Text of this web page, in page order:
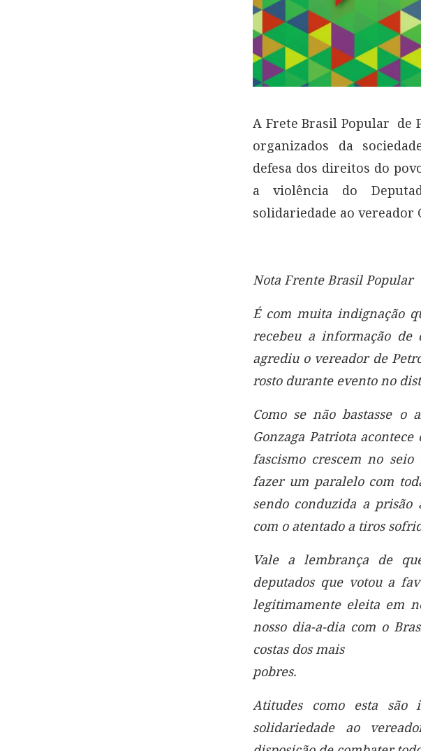
A Frete Brasil Popular de
organizados da
defesa dos direitos do
a violência do
solidariedade ao vereador
Nota Frente Brasil Popular
É com muita indignação
recebeu a informação de
agrediu o vereador de
rosto durante evento no
Como se não bastasse o
Gonzaga Patriota
fascismo crescem no
fazer um paralelo com
sendo conduzida a
com o atentado a tiros
Vale a lembrança de
deputados que votou a
legitimamente eleita em
nosso dia-a-dia com o
costas dos mais
pobres.
Atitudes como esta são
solidariedade ao